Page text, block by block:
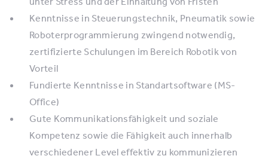
Kenntnisse in Steuerungstechnik, Pneumatik sowie
Roboterprogrammierung zwingend notwendig,
zertifizierte Schulungen im Bereich Robotik von
Vorteil
Fundierte Kenntnisse in Standartsoftware (MS-
Office)
Gute Kommunikationsfähigkeit und soziale
Kompetenz sowie die Fähigkeit auch innerhalb
verschiedener Level effektiv zu kommunizieren